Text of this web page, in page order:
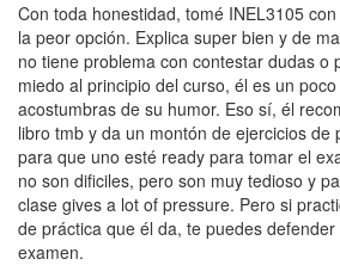
Con toda honestidad, tomé INEL3105
la peor opción. Explica super bien y de
no tiene problema con contestar dudas o
miedo al principio del curso, él es un
acostumbras de su humor. Eso sí, él
libro tmb y da un montón de ejercicios de
para que uno esté ready para tomar el
no son dificiles, pero son muy tedioso y
clase gives a lot of pressure. Pero si
de práctica que él da, te puedes
examen.